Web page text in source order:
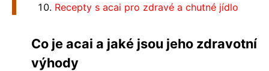
Recepty s acai pro zdravé a chutné jídlo
Co je acai a jaké jsou jeho zdravotní
výhody